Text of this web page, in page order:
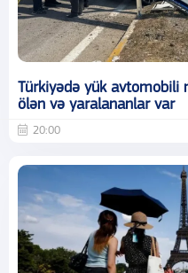
Türkiyədə yük avtomobili
ölən və yaralananlar var
20:00